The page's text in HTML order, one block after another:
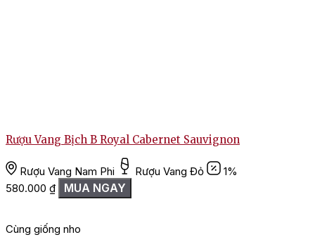
Rượu Vang Bịch B Royal Cabernet Sauvignon
Rượu Vang Nam Phi Rượu Vang Đỏ
1%
580.000 ₫ MUA NGAY
Cùng giống nho